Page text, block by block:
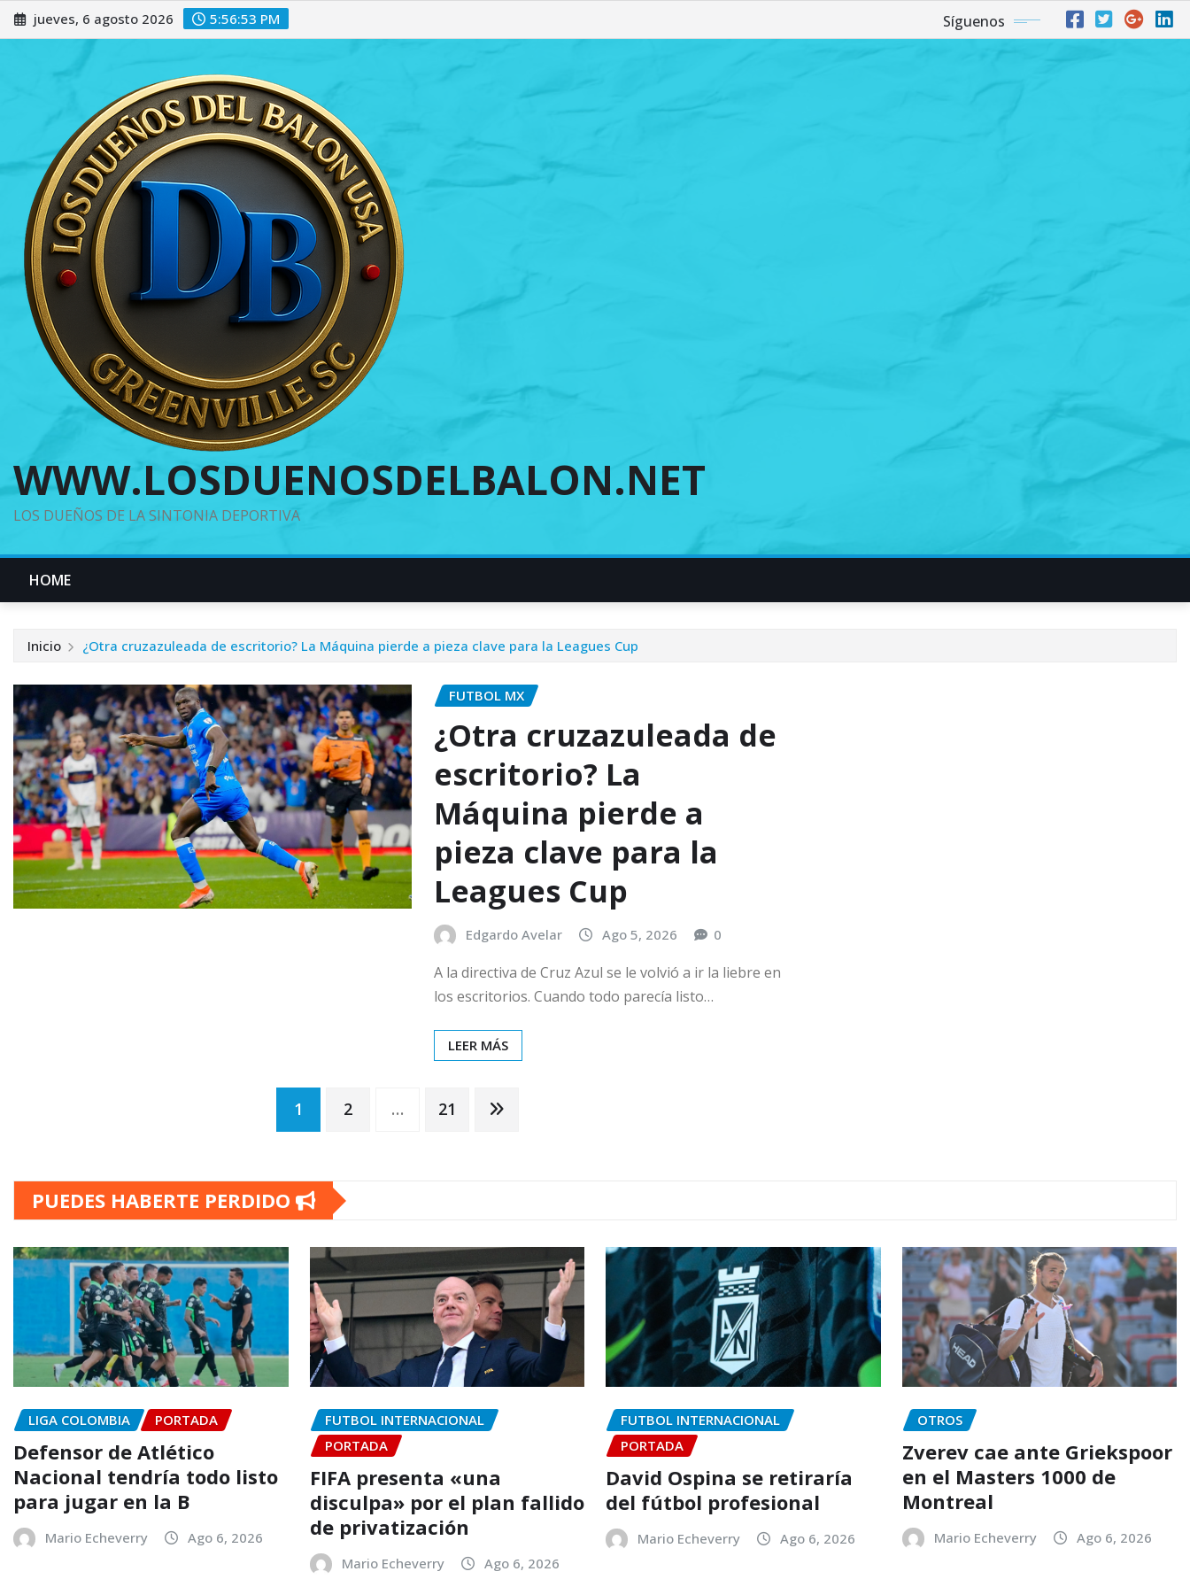
Saltar
al
jueves, 6 agosto 2026 5:56:54 PM Síguenos
WWW.LOSDUENOSDELBALON.NET
LOS DUEÑOS DE LA SINTONIA DEPORTIVA
HOME
Inicio ¿Otra cruzazuleada de escritorio? La Máquina pierde a pieza clave para la Leagues Cup
FUTBOL MX
¿Otra cruzazuleada de
escritorio? La
Máquina pierde a
pieza clave para la
Leagues Cup
Edgardo Avelar Ago 5, 2026 0
A la directiva de Cruz Azul se le volvió a ir la liebre en
los escritorios. Cuando todo parecía listo…
LEER MÁS
entradas
1 2 … 21
PUEDES HABERTE PERDIDO
LIGA COLOMBIA PORTADA
Defensor de Atlético
Nacional tendría todo listo
para jugar en la B
Mario Echeverry Ago 6, 2026
FUTBOL INTERNACIONAL
PORTADA
FIFA presenta «una
disculpa» por el plan fallido
de privatización
Mario Echeverry Ago 6, 2026
FUTBOL INTERNACIONAL
PORTADA
David Ospina se retiraría
del fútbol profesional
Mario Echeverry Ago 6, 2026
OTROS
Zverev cae ante Griekspoor
en el Masters 1000 de
Montreal
Mario Echeverry Ago 6, 2026